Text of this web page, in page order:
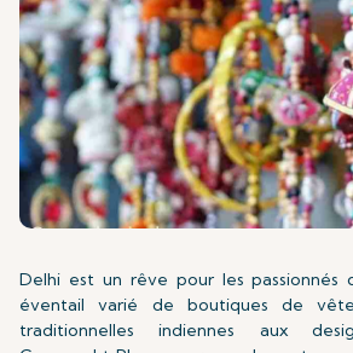
Delhi est un rêve pour les
éventail varié de boutiques de
traditionnelles indiennes aux